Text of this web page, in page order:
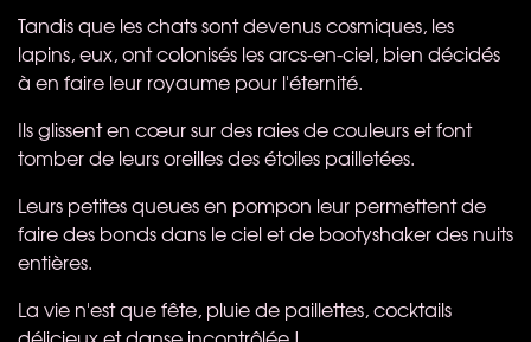
Tandis que les chats sont devenus cosmiques, les
lapins, eux, ont colonisés les arcs-en-ciel, bien décidés
à en faire leur royaume pour l'éternité.
Ils glissent en cœur sur des raies de couleurs et font
tomber de leurs oreilles des étoiles pailletées.
Leurs petites queues en pompon leur permettent de
faire des bonds dans le ciel et de bootyshaker des nuits
entières.
La vie n'est que fête, pluie de paillettes, cocktails